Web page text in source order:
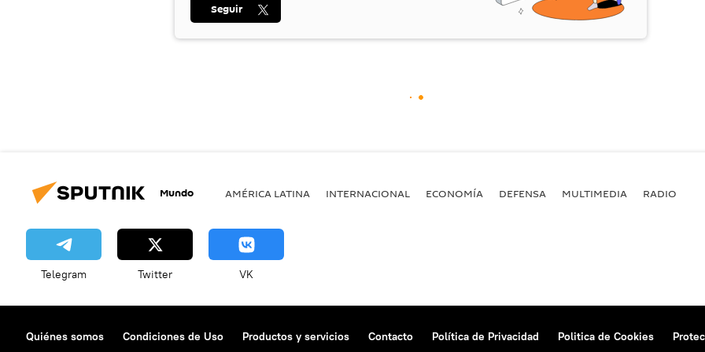
Seguir
Mundo AMÉRICA LATINA INTERNACIONAL ECONOMÍA DEFENSA MULTIMEDIA RADIO
Telegram Twitter VK
Quiénes somos Condiciones de Uso Productos y servicios Contacto Política de Privacidad Politica de Cookies